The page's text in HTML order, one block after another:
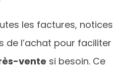
les factures, notices
de l’achat pour faciliter
vente si besoin. Ce